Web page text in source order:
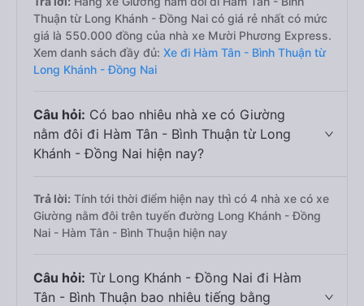
Thuận từ Long Khánh - Đồng Nai có giá rẻ nhất có mức
giá là 550.000 đồng của nhà xe Mười Phương Express.
Xem danh sách đầy đủ: Xe đi Hàm Tân - Bình Thuận từ
Long Khánh - Đồng Nai
Câu hỏi: Có bao nhiêu nhà xe có Giường
nằm đôi đi Hàm Tân - Bình Thuận từ Long
Khánh - Đồng Nai hiện nay?
Trả lời: Tính tới thời điểm hiện nay thì có 4 nhà xe có xe
Giường nằm đôi trên tuyến đường Long Khánh - Đồng
Nai - Hàm Tân - Bình Thuận hiện nay
Câu hỏi: Từ Long Khánh - Đồng Nai đi Hàm
Tân - Bình Thuận bao nhiêu tiếng bằng